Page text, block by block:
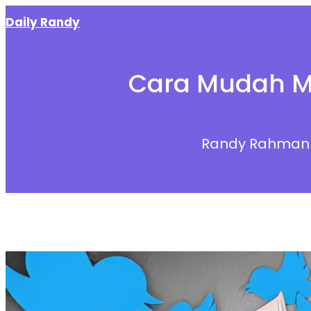
to
Daily Randy
Cara Mudah
Randy